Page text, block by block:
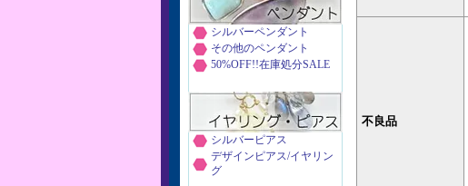
不良品
シルバーペンダント
その他のペンダント
50%OFF!!在庫処分SALE
シルバーピアス
デザインピアス/イヤリン
グ